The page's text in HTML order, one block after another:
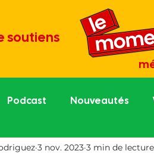
soutiens
Podcast Nouveautés
économie Tout est culture
3 nov. 2023 3 min de lecture